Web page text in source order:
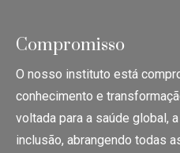
Compromisso
O nosso instituto está
conhecimento e
voltada para a saúde global,
inclusão, abrangendo todas